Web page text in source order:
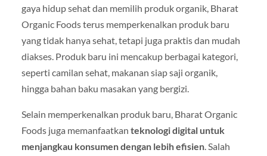
gaya hidup sehat dan memilih produk organik, Bharat
Organic Foods terus memperkenalkan produk baru
yang tidak hanya sehat, tetapi juga praktis dan mudah
diakses. Produk baru ini mencakup berbagai kategori,
seperti camilan sehat, makanan siap saji organik,
hingga bahan baku masakan yang bergizi.
Selain memperkenalkan produk baru, Bharat Organic
Foods juga memanfaatkan teknologi digital untuk
menjangkau konsumen dengan lebih efisien. Salah